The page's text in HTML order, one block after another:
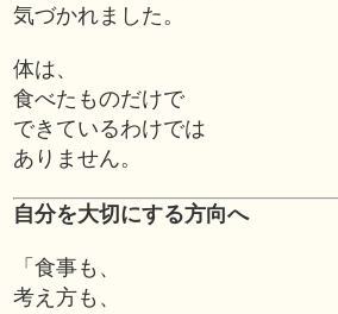
気づかれました。
体は、
食べたものだけで
できているわけでは
ありません。
自分を大切にする方向へ
「食事も、
考え方も、